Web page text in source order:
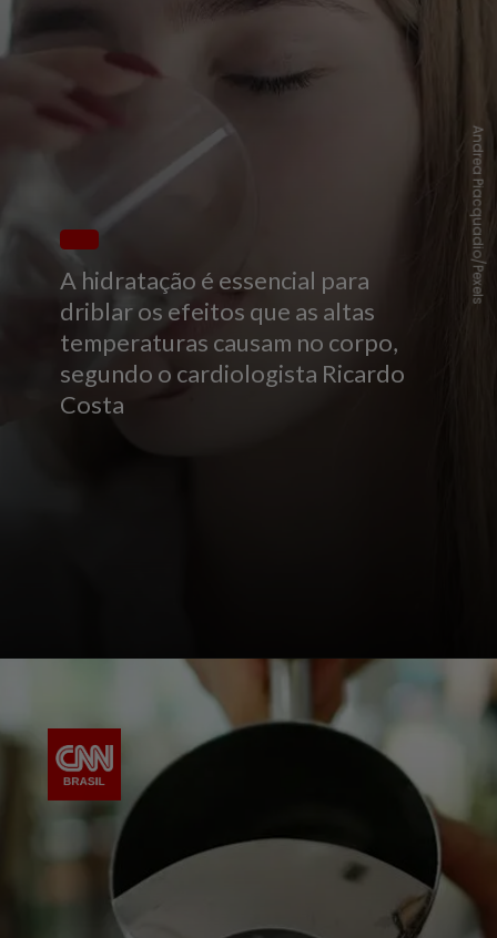
A hidratação é essencial para
driblar os efeitos que as altas
temperaturas causam no corpo,
segundo o cardiologista Ricardo
Costa
Andrea Piacquadio/Pexels